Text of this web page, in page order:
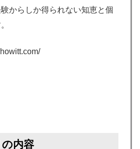
からしか得られない知恵と個
内容